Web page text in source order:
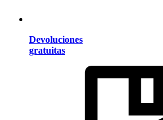
Devoluciones
gratuitas